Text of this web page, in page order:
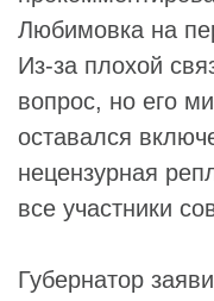
Любимовка на
Из‑за плохой
вопрос, но его
оставался
нецензурная
все участники
Губернатор